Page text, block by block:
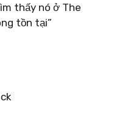
thấy nó ở The
tồn tại”